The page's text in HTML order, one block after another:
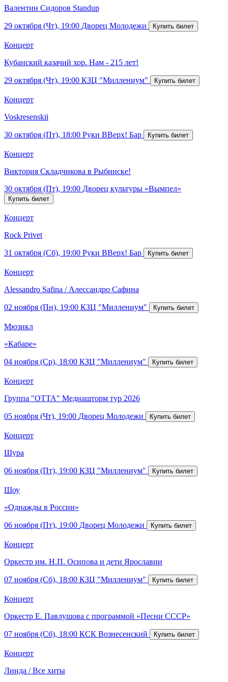
Валентин Сидоров Standup
29 октября (Чт), 19:00 Дворец Молодежи
Концерт
Кубанский казачий хор. Нам - 215 лет!
29 октября (Чт), 19:00 КЗЦ "Миллениум"
Концерт
Voskresenskii
30 октября (Пт), 18:00 Руки ВВерх! Бар
Концерт
Виктория Складчикова в Рыбинске!
30 октября (Пт), 19:00 Дворец культуры «Вымпел»
Концерт
Rock Privet
31 октября (Сб), 19:00 Руки ВВерх! Бар
Концерт
Alessandro Safina / Алессандро Сафина
02 ноября (Пн), 19:00 КЗЦ "Миллениум"
Мюзикл
«Кабаре»
04 ноября (Ср), 18:00 КЗЦ "Миллениум"
Концерт
Группа "ОТТА" Медиашторм тур 2026
05 ноября (Чт), 19:00 Дворец Молодежи
Концерт
Шура
06 ноября (Пт), 19:00 КЗЦ "Миллениум"
Шоу
«Однажды в России»
06 ноября (Пт), 19:00 Дворец Молодежи
Концерт
Оркестр им. Н.П. Осипова и дети Ярославии
07 ноября (Сб), 18:00 КЗЦ "Миллениум"
Концерт
Оркестр Е. Павлушова с программой «Песни СССР»
07 ноября (Сб), 18:00 КСК Вознесенский
Концерт
Линда / Все хиты